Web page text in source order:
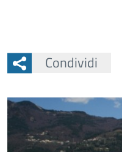
Condividi